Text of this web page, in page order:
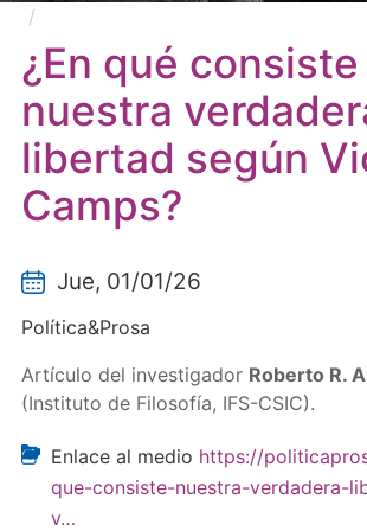
Victoria Camps?
¿En qué consiste
nuestra
libertad según
Camps?
Jue, 01/01/26
Política&Prosa
Artículo del investigador Roberto R.
(Instituto de Filosofía, IFS-CSIC).
Enlace al medio https://
que-consiste-nuestra-verdadera-
v…